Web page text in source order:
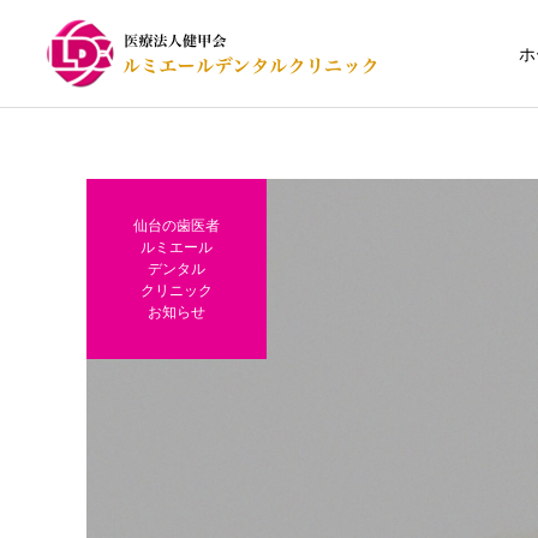
仙台の歯医者
ルミエール
デンタル
クリニック
お知らせ